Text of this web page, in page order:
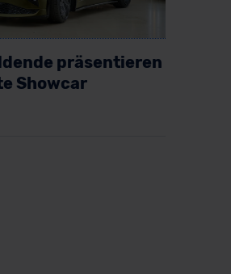
präsentieren
Showcar